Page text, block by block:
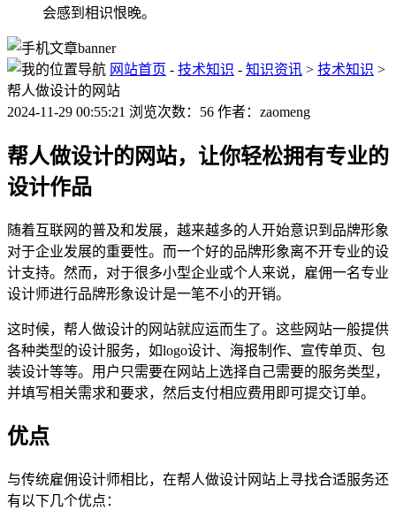
会感到相识恨晚。
网站首页 - 技术知识 - 知识资讯 > 技术知识 >
帮人做设计的网站
2024-11-29 00:55:21 浏览次数：56 作者：zaomeng
帮人做设计的网站，让你轻松拥有专业的
设计作品
随着互联网的普及和发展，越来越多的人开始意识到品牌形象
对于企业发展的重要性。而一个好的品牌形象离不开专业的设
计支持。然而，对于很多小型企业或个人来说，雇佣一名专业
设计师进行品牌形象设计是一笔不小的开销。
这时候，帮人做设计的网站就应运而生了。这些网站一般提供
各种类型的设计服务，如logo设计、海报制作、宣传单页、包
装设计等等。用户只需要在网站上选择自己需要的服务类型，
并填写相关需求和要求，然后支付相应费用即可提交订单。
优点
与传统雇佣设计师相比，在帮人做设计网站上寻找合适服务还
有以下几个优点：